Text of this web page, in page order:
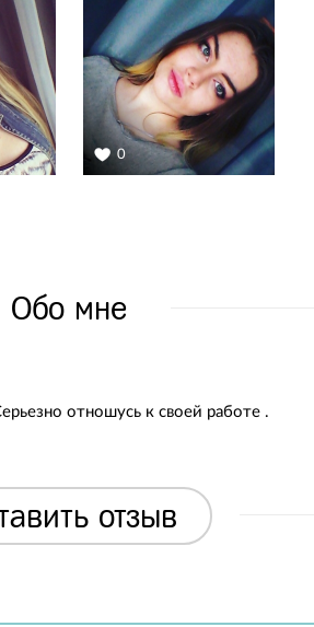
0
Обо мне
отношусь к своей работе .
отзыв